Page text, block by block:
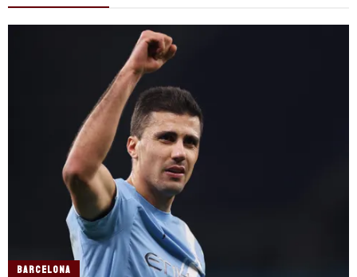
BARCELONA